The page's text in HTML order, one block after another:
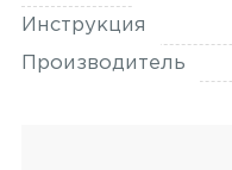
Инструкция
Производитель